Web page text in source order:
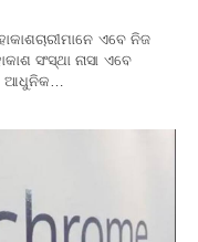
ଏବେ ନିଜ
ସଂସ୍ଥା ନାସା ଏବେ
ଆଧୁନିକ…